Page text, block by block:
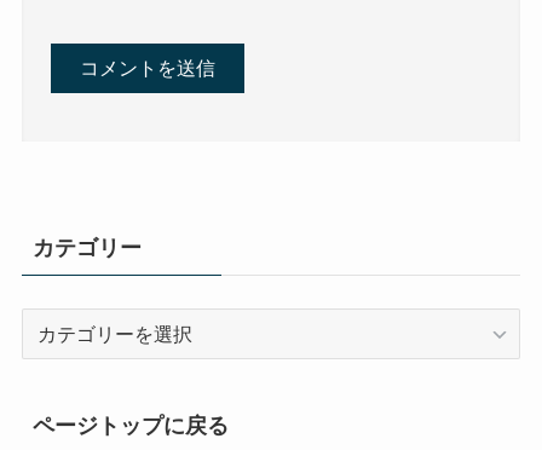
カテゴリー
ページトップに戻る